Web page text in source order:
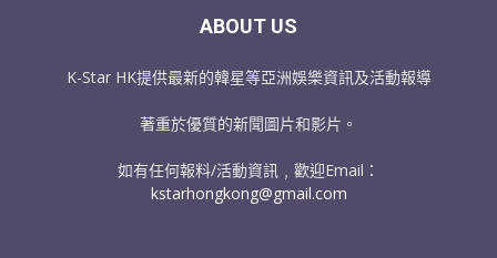
ABOUT US
K-Star HK提供最新的韓星等亞洲娛樂資訊及活動報導
著重於優質的新聞圖片和影片。
如有任何報料/活動資訊﹐歡迎Email：
kstarhongkong@gmail.com